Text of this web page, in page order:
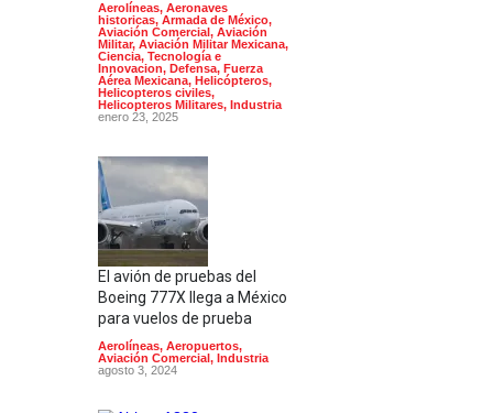
Aerolíneas, Aeronaves
historicas, Armada de México,
Aviación Comercial, Aviación
Militar, Aviación Militar Mexicana,
Ciencia, Tecnología e
Innovacion, Defensa, Fuerza
Aérea Mexicana, Helicópteros,
Helicopteros civiles,
Helicopteros Militares, Industria
enero 23, 2025
El avión de pruebas del
Boeing 777X llega a México
para vuelos de prueba
Aerolíneas, Aeropuertos,
Aviación Comercial, Industria
agosto 3, 2024